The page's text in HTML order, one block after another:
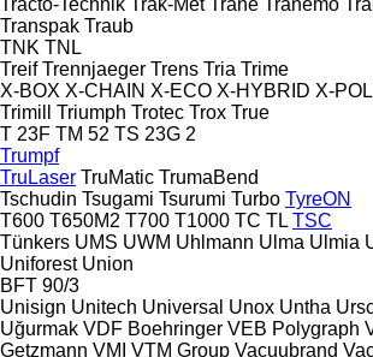
Transpak Traub
TNK TNL
Treif Trennjaeger Trens Tria Trime
X-BOX X-CHAIN X-ECO X-HYBRID X-
Trimill
Triumph Trotec Trox True
T 23F TM 52 TS 23G 2
Trumpf
TruLaser TruMatic TrumaBend
Tschudin Tsugami Tsurumi Turbo TyreON
T600 T650M2 T700 T1000 TC TL TSC
Tünkers UMS UWM Uhlmann Ulma Ulmia
Uniforest Union
BFT 90/3
Unisign Unitech Universal Unox Untha
Uğurmak VDF Boehringer VEB Polygraph
Getzmann VMI VTM Group Vacuubrand